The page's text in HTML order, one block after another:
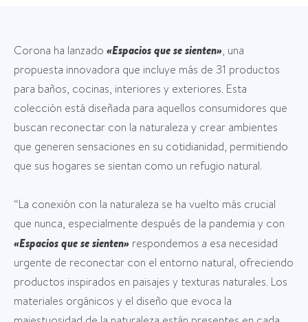
Corona ha lanzado «Espacios que se sienten», una
propuesta innovadora que incluye más de 31 productos
para baños, cocinas, interiores y exteriores. Esta
colección está diseñada para aquellos consumidores que
buscan reconectar con la naturaleza y crear ambientes
que generen sensaciones en su cotidianidad, permitiendo
que sus hogares se sientan como un refugio natural.
“La conexión con la naturaleza se ha vuelto más crucial
que nunca, especialmente después de la pandemia y con
«Espacios que se sienten» respondemos a esa necesidad
urgente de reconectar con el entorno natural, ofreciendo
productos inspirados en paisajes y texturas naturales. Los
materiales orgánicos y el diseño que evoca la